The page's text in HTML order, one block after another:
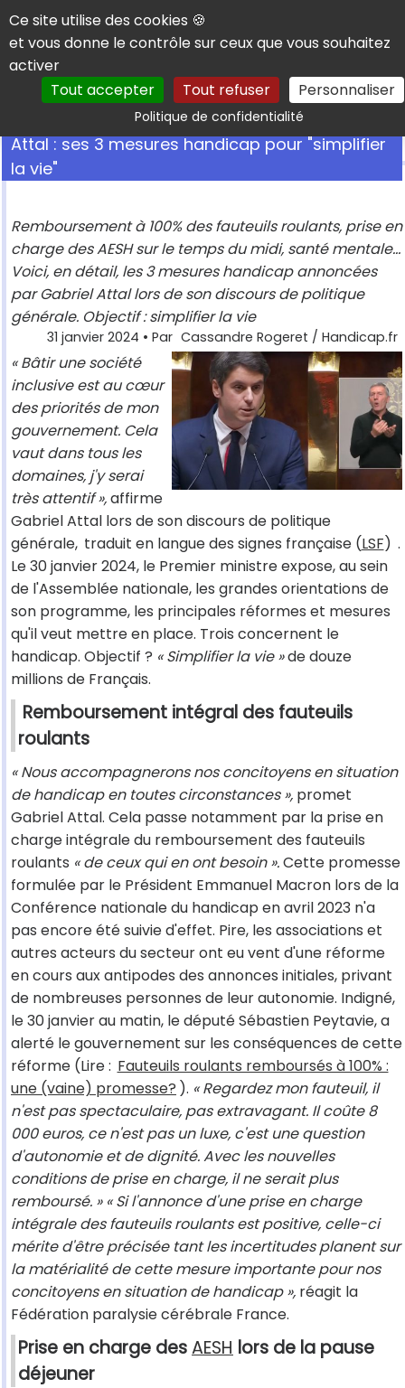
Panneau de gestion des cookies
Ce site utilise des cookies 🍪
et vous donne le contrôle sur ceux que vous souhaitez
activer
Tout accepter
Tout refuser Personnaliser
Politique de confidentialitéRechercher
Attal : ses 3 mesures handicap pour "simplifier
la vie"
Remboursement à 100% des fauteuils roulants, prise en
charge des AESH sur le temps du midi, santé mentale...
Voici, en détail, les 3 mesures handicap annoncées
par Gabriel Attal lors de son discours de politique
générale. Objectif : simplifier la vie
31 janvier 2024 • Par Cassandre Rogeret / Handicap.fr
« Bâtir une société
inclusive est au cœur
des priorités de mon
gouvernement. Cela
vaut dans tous les
domaines, j'y serai
très attentif »,affirme
Gabriel Attal lors de son discours de politique
générale, traduit en langue des signes française (LSF) .
Le 30 janvier 2024, le Premier ministre expose, au sein
de l'Assemblée nationale, les grandes orientations de
son programme, les principales réformes et mesures
qu'il veut mettre en place. Trois concernent le
handicap. Objectif ? « Simplifier la vie »de douze
millions de Français.
Remboursement intégral des fauteuils
roulants
« Nous accompagnerons nos concitoyens en situation
de handicap en toutes circonstances », promet
Gabriel Attal. Cela passe notamment par la prise en
charge intégrale du remboursement des fauteuils
roulants « de ceux qui en ont besoin ».Cette promesse
formulée par le Président Emmanuel Macron lors de la
Conférence nationale du handicap en avril 2023 n'a
pas encore été suivie d'effet. Pire, les associations et
autres acteurs du secteur ont eu vent d'une réforme
en cours aux antipodes des annonces initiales, privant
de nombreuses personnes de leur autonomie. Indigné,
le 30 janvier au matin, le député Sébastien Peytavie, a
alerté le gouvernement sur les conséquences de cette
réforme (Lire : Fauteuils roulants remboursés à 100% :
une (vaine) promesse? ). « Regardez mon fauteuil, il
n'est pas spectaculaire, pas extravagant. Il coûte 8
000 euros, ce n'est pas un luxe, c'est une question
d'autonomie et de dignité. Avec les nouvelles
conditions de prise en charge, il ne serait plus
remboursé. » « Si l'annonce d'une prise en charge
intégrale des fauteuils roulants est positive, celle-ci
mérite d'être précisée tant les incertitudes planent sur
la matérialité de cette mesure importante pour nos
concitoyens en situation de handicap », réagit la
Fédération paralysie cérébrale France.
Prise en charge desAESH lors de la pause
déjeuner